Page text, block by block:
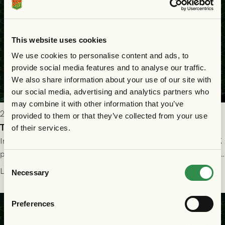
This website uses cookies
We use cookies to personalise content and ads, to
provide social media features and to analyse our traffic.
We also share information about your use of our site with
our social media, advertising and analytics partners who
may combine it with other information that you’ve
provided to them or that they’ve collected from your use
of their services.
Selection
Necessary
Preferences
2026-07-25 19:00
Truppen till GAIS - Halmstads BK 26/7
Imorgon söndag spelar GAIS herrar hemma mot Halmstads BK
på Gamla Ullevi med avspark kl 16.30! Fredrik Holmberg och
ledarstaben har tagit ut följande trupp till matchen:
Läs mer